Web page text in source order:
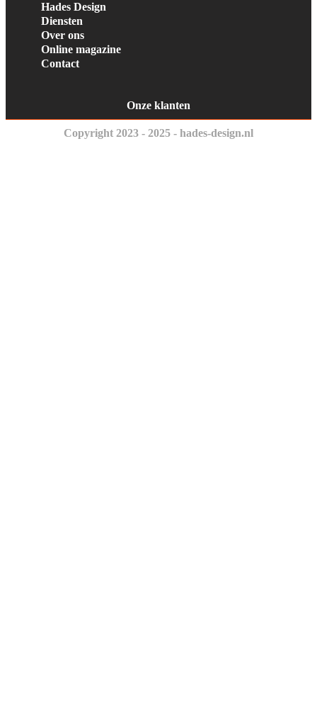
Hades Design
Diensten
Over ons
Online magazine
Contact
Onze klanten
Copyright 2023 - 2025 - hades-design.nl